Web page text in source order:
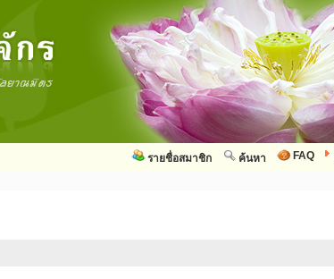
FAQ
ค้นหา
รายชื่อสมาชิก